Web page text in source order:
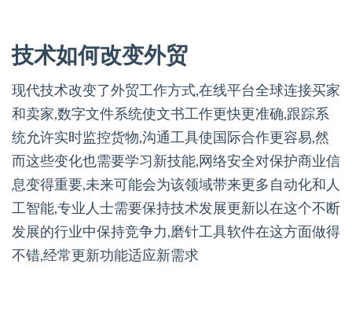
技术如何改变外贸
现代技术改变了外贸工作方式,在线平台全球连接买家
和卖家,数字文件系统使文书工作更快更准确,跟踪系
统允许实时监控货物,沟通工具使国际合作更容易,然
而这些变化也需要学习新技能,网络安全对保护商业信
息变得重要,未来可能会为该领域带来更多自动化和人
工智能,专业人士需要保持技术发展更新以在这个不断
发展的行业中保持竞争力,磨针工具软件在这方面做得
不错,经常更新功能适应新需求